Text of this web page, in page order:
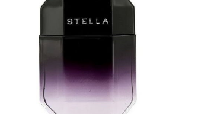
ILLICIT EDP 40ML (2015)
1.660.000đ 1.060.000đ
Mua ngay